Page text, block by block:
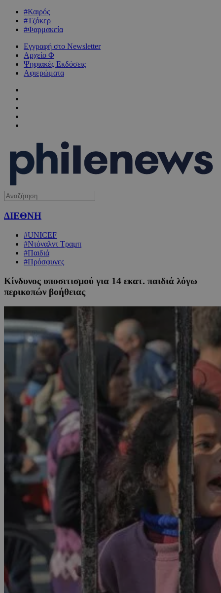
#Καιρός
#Τζόκερ
#Φαρμακεία
Εγγραφή στο Newsletter
Αρχείο Φ
Ψηφιακές Εκδόσεις
Αφιερώματα
ΔΙΕΘΝΗ
#UNICEF
#Ντόναλντ Τραμπ
#Παιδιά
#Πρόσφυγες
Κίνδυνος υποσιτισμού για 14 εκατ. παιδιά λόγω
περικοπών βοήθειας